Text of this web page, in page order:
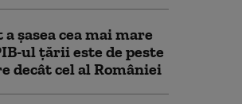
șasea cea mai mare
ul țării este de peste
decât cel al României